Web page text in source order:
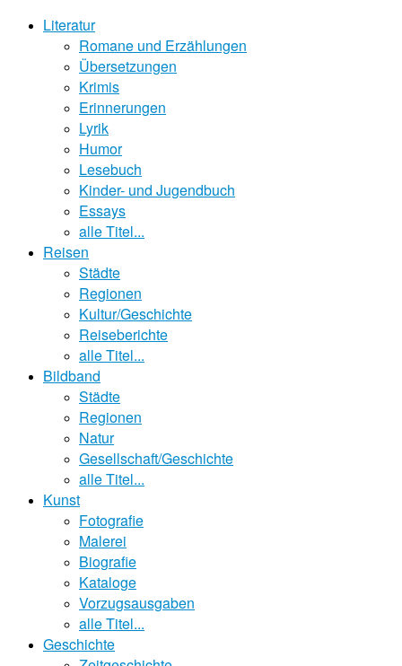
Literatur
Romane und Erzählungen
Übersetzungen
Krimis
Erinnerungen
Lyrik
Humor
Lesebuch
Kinder- und Jugendbuch
Essays
alle Titel...
Reisen
Städte
Regionen
Kultur/Geschichte
Reiseberichte
alle Titel...
Bildband
Städte
Regionen
Natur
Gesellschaft/Geschichte
alle Titel...
Kunst
Fotografie
Malerei
Biografie
Kataloge
Vorzugsausgaben
alle Titel...
Geschichte